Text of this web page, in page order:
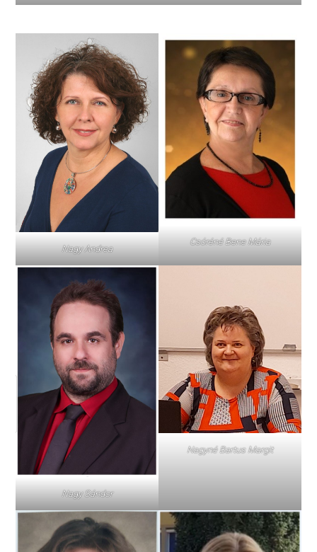
Nagy Andrea
Csóréné Bene Mária
Nagy Sándor
Nagyné Bartus Margit